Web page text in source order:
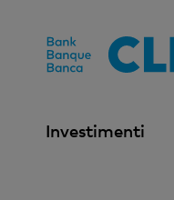
Investimenti